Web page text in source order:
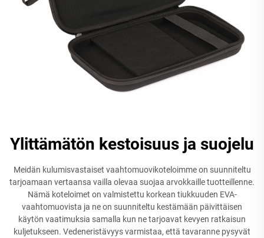
Ylittämätön kestoisuus ja suojelu
Meidän kulumisvastaiset vaahtomuovikoteloimme on suunniteltu
tarjoamaan vertaansa vailla olevaa suojaa arvokkaille tuotteillenne.
Nämä koteloimet on valmistettu korkean tiukkuuden EVA-
vaahtomuovista ja ne on suunniteltu kestämään päivittäisen
käytön vaatimuksia samalla kun ne tarjoavat kevyen ratkaisun
kuljetukseen. Vedeneristävyys varmistaa, että tavaranne pysyvät